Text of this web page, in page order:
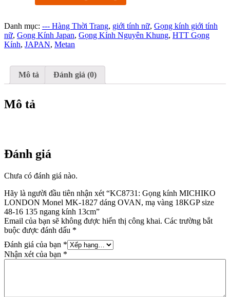
LONDON
Monel
MK-
dáng
OVAN,
mạ
18KGP
size
kính
số
Danh mục: --- Hàng Thời Trang, giới tính nữ, Gọng kính giới tính
nữ, Gọng Kính Japan, Gọng Kính Nguyên Khung, HTT Gọng
Kính, JAPAN, Metan
Mô tả Đánh giá (0)
Mô tả
Đánh giá
Chưa có đánh giá nào.
Hãy là người đầu tiên nhận xét “KC8731: Gọng kính MICHIKO
LONDON Monel MK-1827 dáng OVAN, mạ vàng 18KGP size
48-16 135 ngang kính 13cm”
Email của bạn sẽ không được hiển thị công khai. Các trường bắt
buộc được đánh dấu *
Đánh giá của bạn *
Nhận xét của bạn *